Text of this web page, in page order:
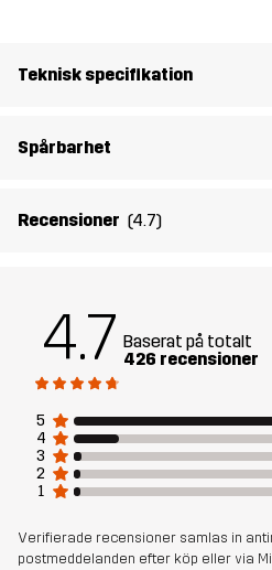
medan det mindre facket är optimalt
dragkedja, två flaskfickor och en
bekvämlighet och ventilation är
24.5 x 9 x 20 cm
Material 1 100% Polyamid
Teknisk specifikation
Spårbarhet
Recensioner (4.7)
4.7 Baserat på totalt
426 recensioner
5
4
3
2
1
Verifierade recensioner samlas in
postmeddelanden efter köp eller via